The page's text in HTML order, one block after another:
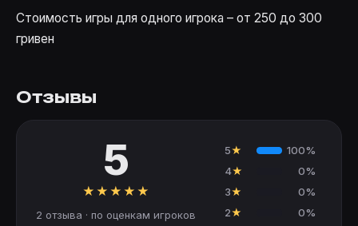
Стоимость игры для одного игрока – от 250 до 300
гривен
Отзывы
5
★ ★ ★ ★ ★
2 отзыва · по оценкам игроков
5★
100%
4★
0%
3★
0%
2★ 0%